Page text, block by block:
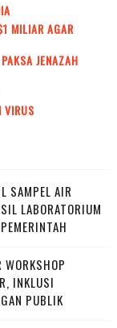
MILIAR AGAR
JENAZAH
VIRUS
SAMPEL AIR
LABORATORIUM
INKLUSI
PUBLIK